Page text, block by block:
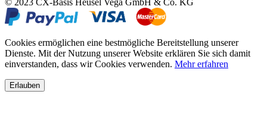
© 2023 CX-Basis Heusel Vega GmbH & Co. KG
Cookies ermöglichen eine bestmögliche Bereitstellung unserer
Dienste. Mit der Nutzung unserer Website erklären Sie sich damit
einverstanden, dass wir Cookies verwenden. Mehr erfahren
Erlauben